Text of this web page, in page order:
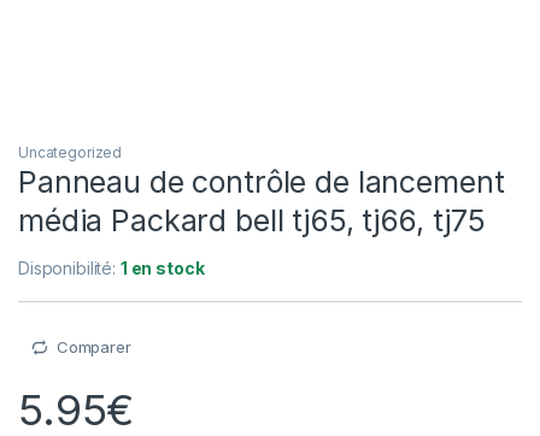
Uncategorized
Panneau de contrôle de lancement
média Packard bell tj65, tj66, tj75
Disponibilité: 1 en stock
Comparer
5.95€